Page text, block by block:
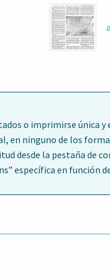
o imprimirse única y
en ninguno de los
desde la pestaña de
específica en función